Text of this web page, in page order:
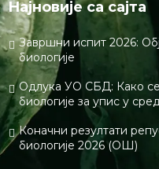
Тхис сите усес
yоур цоммент дата ис